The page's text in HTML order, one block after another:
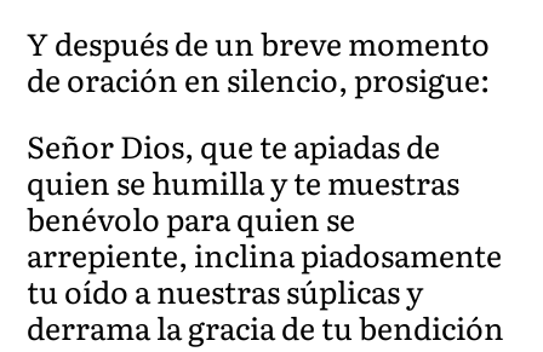
Y después de un breve momento
de oración en silencio, prosigue:
Señor Dios, que te apiadas de
quien se humilla y te muestras
benévolo para quien se
arrepiente, inclina piadosamente
tu oído a nuestras súplicas y
derrama la gracia de tu bendición